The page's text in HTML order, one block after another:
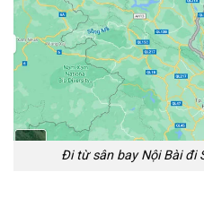
Đi từ sân bay Nội Bài đi